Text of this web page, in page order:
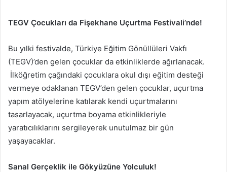
TEGV Çocukları da Fişekhane Uçurtma Festivali’nde!
Bu yılki festivalde, Türkiye Eğitim Gönüllüleri Vakfı
(TEGV)’den gelen çocuklar da etkinliklerde ağırlanacak.
İlköğretim çağındaki çocuklara okul dışı eğitim desteği
vermeye odaklanan TEGV’den gelen çocuklar, uçurtma
yapım atölyelerine katılarak kendi uçurtmalarını
tasarlayacak, uçurtma boyama etkinlikleriyle
yaratıcılıklarını sergileyerek unutulmaz bir gün
yaşayacaklar.
Sanal Gerçeklik ile Gökyüzüne Yolculuk!